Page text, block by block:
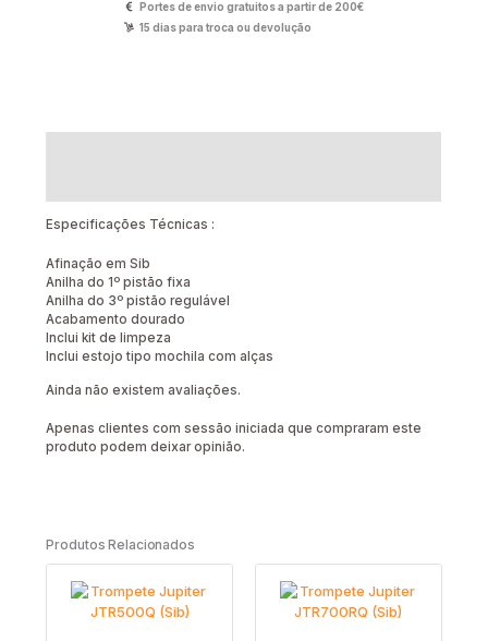
Portes de envio gratuitos a partir de 200€
15 dias para troca ou devolução
Especificações Técnicas :
Afinação em Sib
Anilha do 1º pistão fixa
Anilha do 3º pistão regulável
Acabamento dourado
Inclui kit de limpeza
Inclui estojo tipo mochila com alças
Ainda não existem avaliações.
Apenas clientes com sessão iniciada que compraram este
produto podem deixar opinião.
Produtos Relacionados